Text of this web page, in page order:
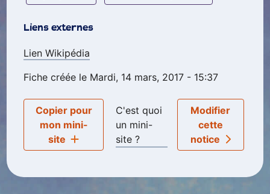
Liens externes
Lien Wikipédia
Fiche créée le Mardi, 14 mars, 2017 - 15:37
Copier pour
mon mini-
site
C'est quoi
un mini-
site ?
Modifier
cette
notice